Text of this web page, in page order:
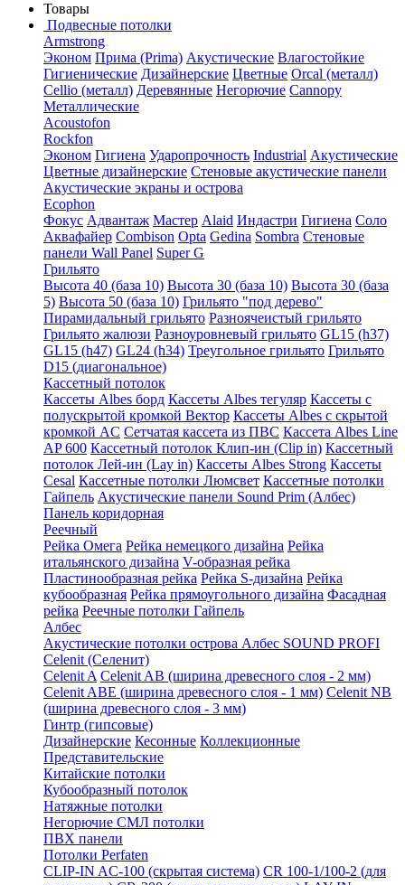
Товары
Подвесные потолки
Armstrong
Эконом Прима (Prima) Акустические Влагостойкие
Гигиенические Дизайнерские Цветные Orcal (металл)
Cellio (металл) Деревянные Негорючие Cannopy
Металлические
Acoustofon
Rockfon
Эконом Гигиена Ударопрочность Industrial Акустические
Цветные дизайнерские Стеновые акустические панели
Акустические экраны и острова
Ecophon
Фокус Адвантаж Мастер Alaid Индастри Гигиена Соло
Аквафайер Combison Opta Gedina Sombra Стеновые
панели Wall Panel Super G
Грильято
Высота 40 (база 10) Высота 30 (база 10) Высота 30 (база
5) Высота 50 (база 10) Грильято "под дерево"
Пирамидальный грильято Разноячеистый грильято
Грильято жалюзи Разноуровневый грильято GL15 (h37)
GL15 (h47) GL24 (h34) Треугольное грильято Грильято
D15 (диагональное)
Кассетный потолок
Кассеты Albes борд Кассеты Albes тегуляр Кассеты с
полускрытой кромкой Вектор Кассеты Albes с скрытой
кромкой AC Сетчатая кассета из ПВС Кассета Albes Line
AP 600 Кассетный потолок Клип-ин (Clip in) Кассетный
потолок Лей-ин (Lay in) Кассеты Albes Strong Кассеты
Cesal Кассетные потолки Люмсвет Кассетные потолки
Гайпель Акустические панели Sound Prim (Албес)
Панель коридорная
Реечный
Рейка Омега Рейка немецкого дизайна Рейка
итальянского дизайна V-образная рейка
Пластинообразная рейка Рейка S-дизайна Рейка
кубообразная Рейка прямоугольного дизайна Фасадная
рейка Реечные потолки Гайпель
Албес
Акустические потолки острова Албес SOUND PROFI
Celenit (Селенит)
Celenit A Celenit AB (ширина древесного слоя - 2 мм)
Celenit ABE (ширина древесного слоя - 1 мм) Celenit NB
(ширина древесного слоя - 3 мм)
Гинтр (гипсовые)
Дизайнерские Кесонные Коллекционные
Представительские
Китайские потолки
Кубообразный потолок
Натяжные потолки
Негорючие СМЛ потолки
ПВХ панели
Потолки Perfaten
CLIP-IN AC-100 (скрытая система) CR 100-1/100-2 (для